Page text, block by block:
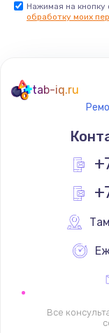
Нажимая на кнопку
обработку моих
tab-iq.ru
Все